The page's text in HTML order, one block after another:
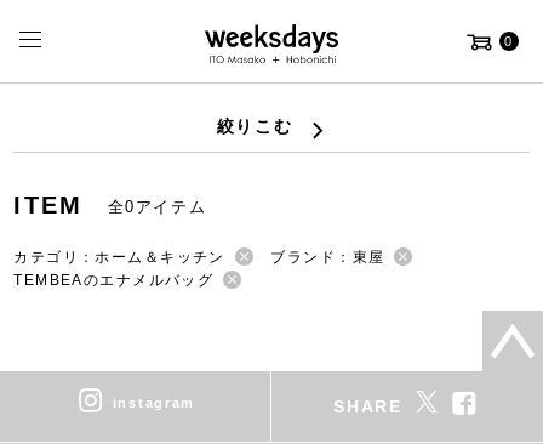
0
絞りこむ
ITEM 全0アイテム
カテゴリ：ホーム＆キッチン
ブランド：東屋
TEMBEAのエナメルバッグ
instagram SHARE